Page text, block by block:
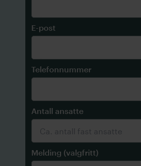
E-post
Telefonnummer
Antall ansatte
Melding (valgfritt)